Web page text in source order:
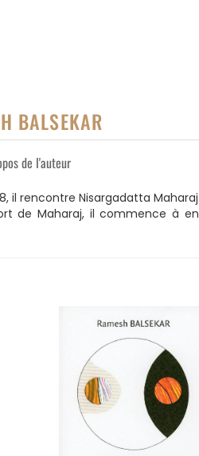
BALSEKAR
de l'auteur
il rencontre Nisargadatta
de Maharaj, il commence à